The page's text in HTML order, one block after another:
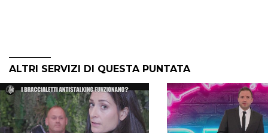
ALTRI SERVIZI DI QUESTA PUNTATA